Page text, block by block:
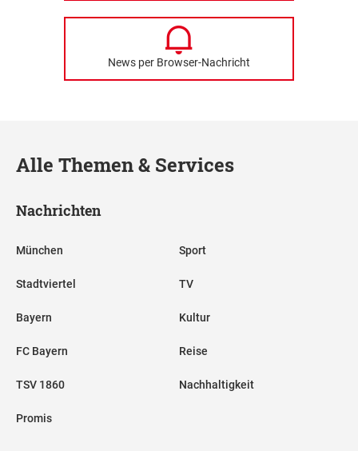
News per Browser-Nachricht
Alle Themen & Services
Nachrichten
München
Stadtviertel
Bayern
FC Bayern
TSV 1860
Promis
Sport
TV
Kultur
Reise
Nachhaltigkeit